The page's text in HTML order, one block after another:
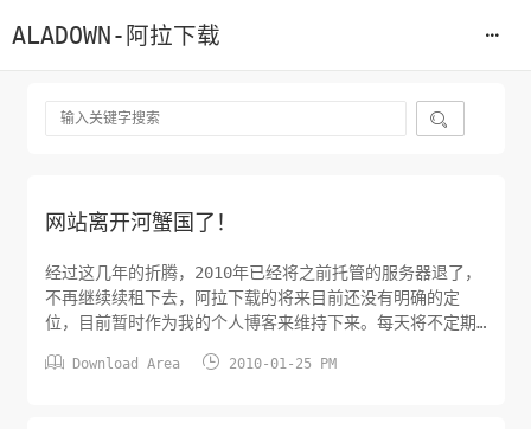
ALADOWN-阿拉下载

网站离开河蟹国了！
经过这几年的折腾，2010年已经将之前托管的服务器退了，
不再继续续租下去，阿拉下载的将来目前还没有明确的定
位，目前暂时作为我的个人博客来维持下来。每天将不定期
 Download Area  2010-01-25 PM